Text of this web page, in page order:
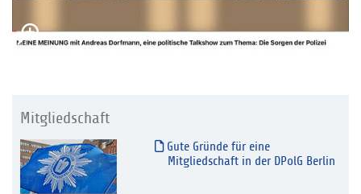
Mitgliedschaft
Gute Gründe für eine
Mitgliedschaft in der DPolG Berlin